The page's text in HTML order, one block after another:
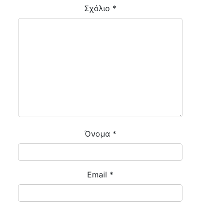
Σχόλιο *
Όνομα *
Email *